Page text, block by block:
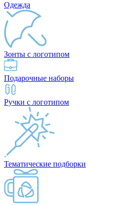
Одежда
Зонты с логотипом
Подарочные наборы
Ручки с логотипом
Тематические подборки